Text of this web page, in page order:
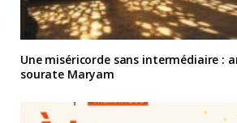
Une miséricorde sans intermédiaire :
sourate Maryam